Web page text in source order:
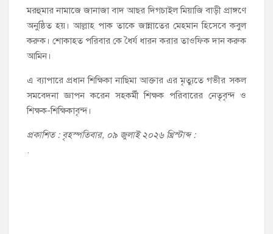
মরহুমার নামাজে জানাজা বাদ আছর দিগচাইল মিয়াজি বাড়ী প্রাঙ্গণে
অনুষ্ঠিত হয়। আল্লাহ পাক তাকে জান্নাতের মেহমান হিসেবে কবুল
করুক। শোকাহত পরিবার কে ধৈর্য ধারন করার তাওফিক দান করুক
আমিন।
এ ব্যাপারে প্রধান শিক্ষিকা নাছিমা আক্তার এর মৃত্যুতে গভীর সকল
সমবেদনা জ্ঞাপন করেন সহকর্মী শিক্ষক পরিবারের নেতৃবৃন্দ ও
শিক্ষক-শিক্ষিকাবৃন্দ।
প্রকাশিত : বৃহস্পতিবার, ০৯ জুলাই ২০২৬ খ্রিস্টাব্দ :